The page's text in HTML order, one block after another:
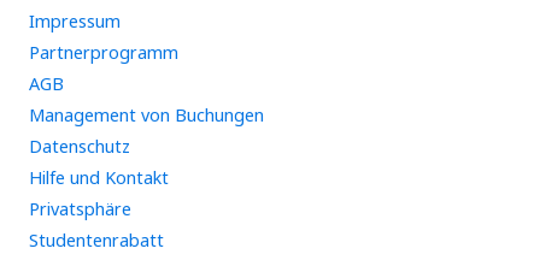
Impressum
Partnerprogramm
AGB
Management von Buchungen
Datenschutz
Hilfe und Kontakt
Privatsphäre
Studentenrabatt